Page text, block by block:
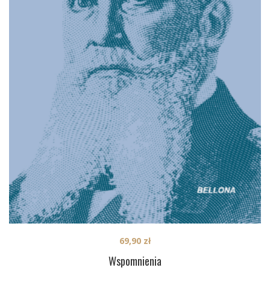
Wspomnienia
69,90 zł